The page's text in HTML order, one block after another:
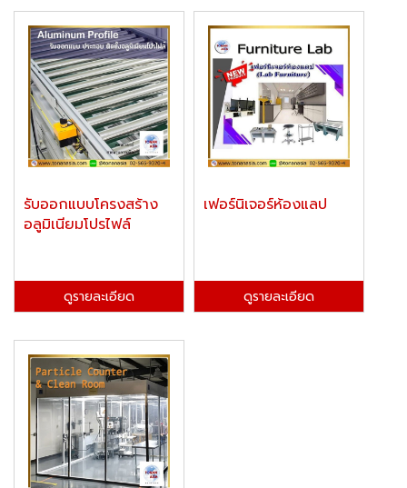
รับออกแบบโครงสร้าง
อลูมิเนียมโปรไฟล์
ดูรายละเอียด
เฟอร์นิเจอร์ห้องแลป
ดูรายละเอียด